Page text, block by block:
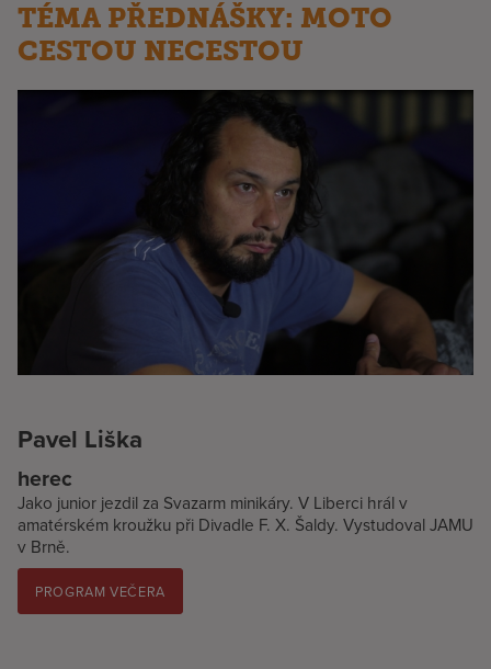
TÉMA PŘEDNÁŠKY: MOTO
CESTOU NECESTOU
Pavel Liška
herec
Jako junior jezdil za Svazarm minikáry. V Liberci hrál v
amatérském kroužku při Divadle F. X. Šaldy. Vystudoval JAMU
v Brně.
PROGRAM VEČERA